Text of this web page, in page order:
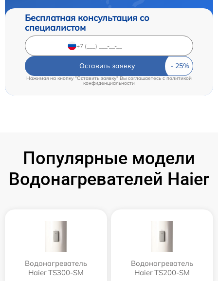
Бесплатная консультация со
специалистом
Оставить заявку
Нажимая на кнопку "Оставить заявку" Вы соглашаетесь c политикой
конфиденциальности
Популярные модели
Водонагревателей Haier
Водонагреватель
Haier TS300-SM
Водонагреватель
Haier TS200-SM